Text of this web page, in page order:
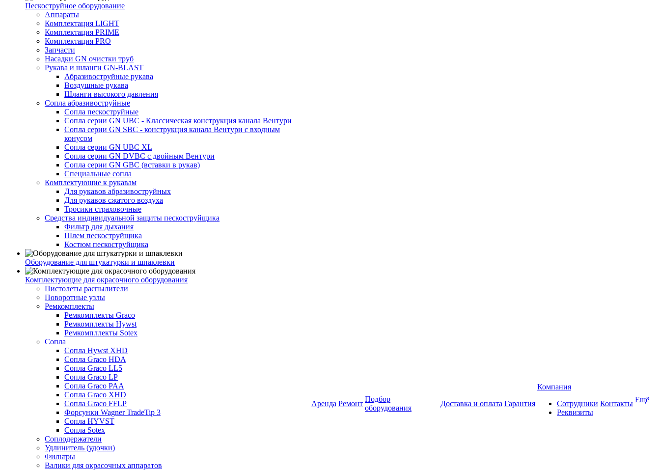
Пескоструйное оборудование
Аппараты
Комплектация LIGHT
Комплектация PRIME
Комплектация PRO
Запчасти
Насадки GN очистки труб
Рукава и шланги GN-BLAST
Абразивоструйные рукава
Воздушные рукава
Шланги высокого давления
Сопла абразивоструйные
Сопла пескоструйные
Сопла серии GN UBC - Классическая конструкция канала Вентури
Сопла серии GN SBC - конструкция канала Вентури c входным
конусом
Сопла серии GN UBC XL
Сопла серии GN DVBC с двойным Вентури
Сопла серии GN GBC (вставки в рукав)
Специальные сопла
Комплектующие к рукавам
Для рукавов абразивоструйных
Для рукавов сжатого воздуха
Тросики страховочные
Средства индивидуальной защиты пескоструйщика
Фильтр для дыхания
Шлем пескоструйщика
Костюм пескоструйщика
Оборудование для штукатурки и шпаклевки
Комплектующие для окрасочного оборудования
Пистолеты распылители
Поворотные узлы
Ремкомплекты
Ремкомплекты Graco
Ремкомплекты Hywst
Ремкомпллекты Sotex
Сопла
Сопла Hywst XHD
Сопла Graco HDA
Сопла Graco LL5
Сопла Graco LP
Сопла Graco PAA
Сопла Graco XHD
Сопла Graco FFLP
Форсунки Wagner TradeTip 3
Сопла HYVST
Сопла Sotex
Соплодержатели
Удлинитель (удочки)
Фильтры
Валики для окрасочных аппаратов
Аренда Ремонт
Подбор
оборудования
Доставка и оплата Гарантия
Компания
Сотрудники
Реквизиты
Контакты Ещё